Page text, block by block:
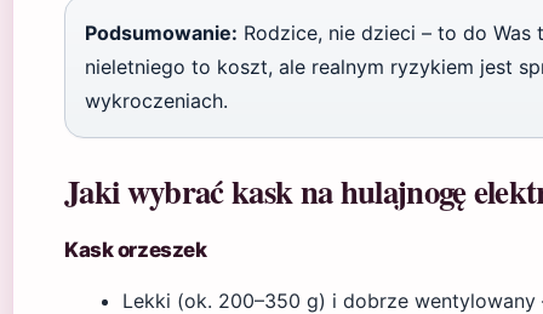
Podsumowanie: Rodzice, nie dzieci – to do Was
nieletniego to koszt, ale realnym ryzykiem jest
wykroczeniach.
Jaki wybrać kask na hulajnogę
Kask orzeszek
Lekki (ok. 200–350 g) i dobrze